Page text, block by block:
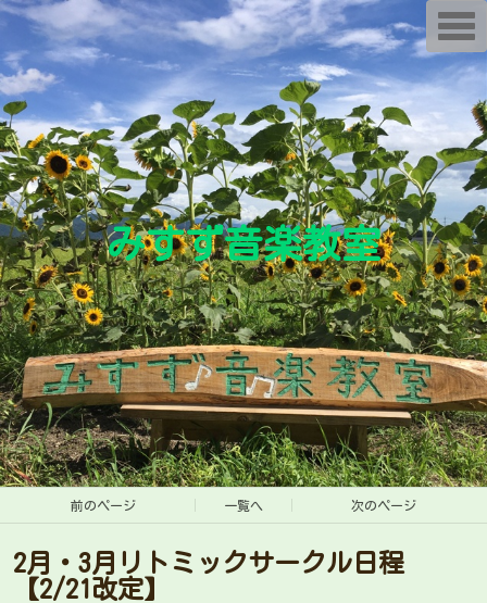
みすず音楽教室
前のページ 一覧へ 次のページ
2月・3月リトミックサークル日程
【2/21改定】
T
o
g
g
v
i
g
a
i
o
n